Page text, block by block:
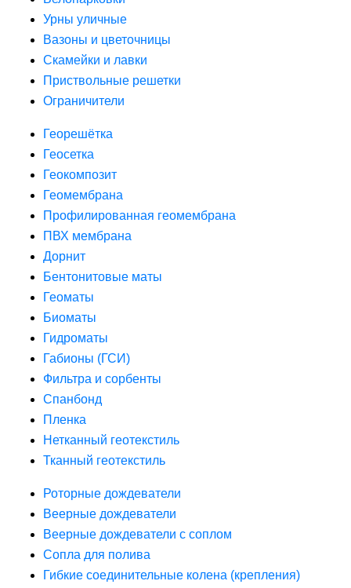
Урны уличные
Вазоны и цветочницы
Скамейки и лавки
Приствольные решетки
Ограничители
Георешётка
Геосетка
Геокомпозит
Геомембрана
Профилированная геомембрана
ПВХ мембрана
Дорнит
Бентонитовые маты
Геоматы
Биоматы
Гидроматы
Габионы (ГСИ)
Фильтра и сорбенты
Спанбонд
Пленка
Нетканный геотекстиль
Тканный геотекстиль
Роторные дождеватели
Веерные дождеватели
Веерные дождеватели с соплом
Сопла для полива
Гибкие соединительные колена (крепления)